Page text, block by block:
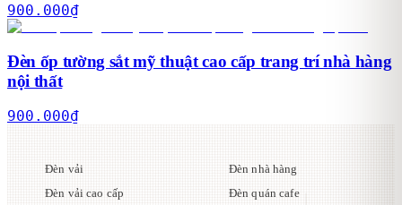
900.000₫
Đèn ốp tường sắt mỹ thuật cao cấp trang trí nhà hàng
nội thất
900.000₫
Đèn vải
Đèn vải cao cấp
Đèn nhà hàng
Đèn quán cafe